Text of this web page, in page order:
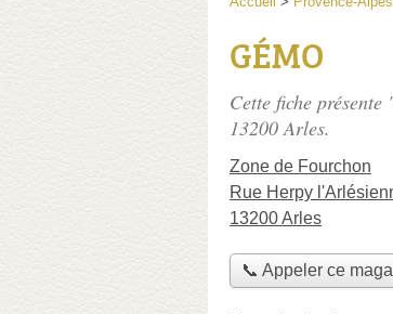
GÉMO
Cette fiche
13200 Arles.
Zone de Fourchon
Rue Herpy
13200 Arles
📞 Appeler ce